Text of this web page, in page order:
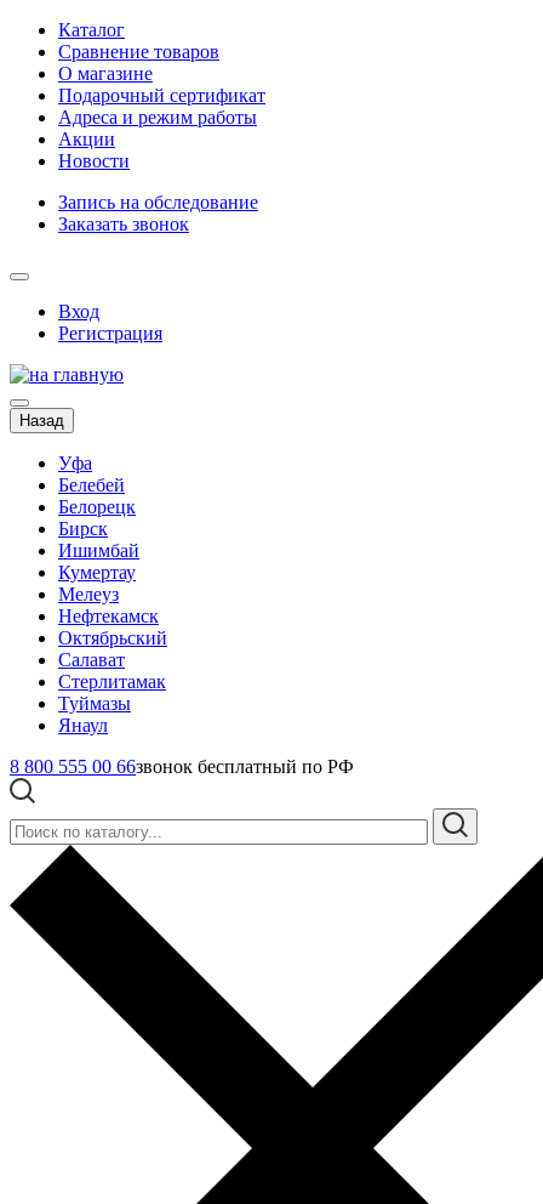
Каталог
Сравнение товаров
О магазине
Подарочный сертификат
Адреса и режим работы
Акции
Новости
Запись на обследование
Заказать звонок
Вход
Регистрация
Назад
Уфа
Белебей
Белорецк
Бирск
Ишимбай
Кумертау
Мелеуз
Нефтекамск
Октябрьский
Салават
Стерлитамак
Туймазы
Янаул
8 800 555 00 66звонок бесплатный по РФ